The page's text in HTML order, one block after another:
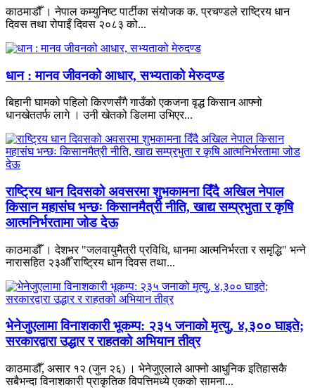
काठमाडौँ । नेपाल कम्युनिष्ट पार्टीका संयोजक क. प्रचण्डले राष्ट्रिय धान
दिवस तथा रोपाइँ दिवस २०८३ को...
धान : मानव जीवनको आधार, सभ्यताको मेरुदण्ड
बिहानी घामको पहिलो किरणसँगै गाउँको एकजना वृद्ध किसान आफ्नो
धानखेततर्फ लागे । उनी खेतको डिलमा उभिएर...
राष्ट्रिय धान दिवसको अवसरमा शुभकामना दिँदै अखिल नेपाल
किसान महासंघ भन्छः किसानमैत्री नीति, खाद्य सम्प्रभुता र कृषि
आत्मनिर्भरतामा जोड देऊ
काठमाडौँ । देशभर "जलवायुमैत्री प्रविधि, धानमा आत्मनिर्भरता र समृद्धि" भन्ने
नारासहित २३औँ राष्ट्रिय धान दिवस तथा...
भेनेजुएलामा विनाशकारी भूकम्प: २३५ जनाको मृत्यु, ४,३०० घाइते;
सरकारद्वारा उद्धार र राहतको अभियान तीव्र
काठमाडौँ, असार १२ (जुन २६) । भेनेजुएलाले आफ्नो आधुनिक इतिहासकै
सबैभन्दा विनाशकारी प्राकृतिक विपत्तिमध्ये एकको सामना...